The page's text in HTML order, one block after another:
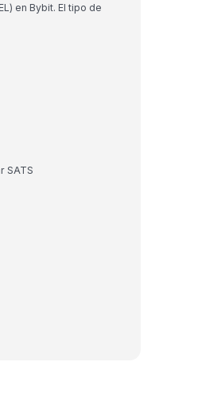
en Bybit. El tipo de
SATS